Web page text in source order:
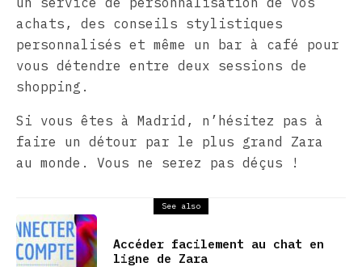
achats, des conseils stylistiques
personnalisés et même un bar à café pour
vous détendre entre deux sessions de
shopping.
Si vous êtes à Madrid, n’hésitez pas à
faire un détour par le plus grand Zara
au monde. Vous ne serez pas déçus !
See also
Accéder facilement au chat en
ligne de Zara